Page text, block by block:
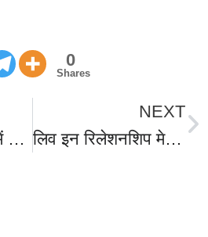
0
Shares
किच्छा और खटीमा में फिल्मी स्टाइल में पेट्रोल पंप पर हुई लूट, हथियारबंद बदमाशों की बेखौफ की लूट, चंद सेकंड में कैश छीनकर फरार हुए बदमाश।???????????? देखिए वीडियो।
NEXT
लिव इन रिलेशनशिप मे रह रही गर्लफ्रेंड पूजा का मर्डर कर सिर किया तन से जुदा,बड़े भाई ने की शिनाख्त;लापता सिर की तलाश जारी, खटीमा में मिलने से फैली सनसनी, जानिए आखिर ब्वॉयफ्रेंड मुश्ताक ने क्यों दी खौफनाक मौत?